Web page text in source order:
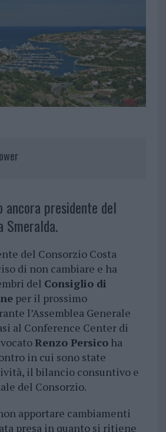
ancora presidente del
Smeralda.
del Consorzio Costa
di non cambiare e ha
del Consiglio di
per il prossimo
l’Assemblea Generale
al Conference Center di
Renzo Persicoha
in cui sono state
il bilancio consuntivo e
del Consorzio.
apportare cambiamenti
presa in quanto si ritiene